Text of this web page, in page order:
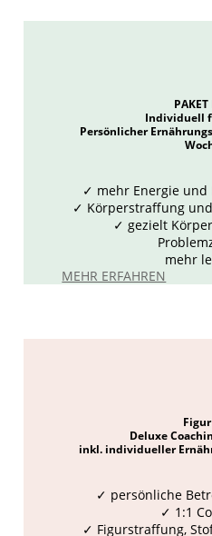
Individuell
Persönlicher
✓ mehr Energie und
✓ Körperstraffung
✓ gezielt
mehr
MEHR ERFAHREN
Figur
Deluxe
inkl. individueller
✓ persönliche
✓ 1:1
✓ Figurstraffung,